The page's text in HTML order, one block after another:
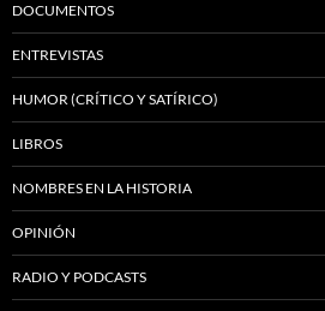
DOCUMENTOS
ENTREVISTAS
HUMOR (CRÍTICO Y SATÍRICO)
LIBROS
NOMBRES EN LA HISTORIA
OPINIÓN
RADIO Y PODCASTS